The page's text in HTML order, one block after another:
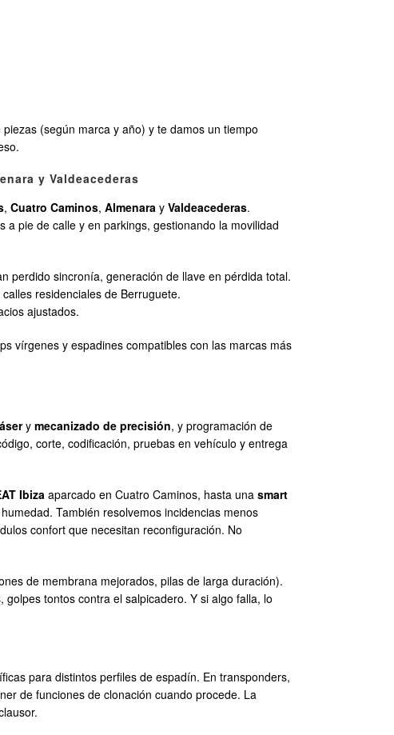
(según marca y año) y te damos un tiempo
y Valdeacederas
, Cuatro Caminos, Almenara y Valdeacederas.
a pie de calle y en parkings, gestionando la movilidad
perdido sincronía, generación de llave en pérdida total.
residenciales de Berruguete.
ajustados.
vírgenes y espadines compatibles con las marcas más
y mecanizado de precisión, y programación de
corte, codificación, pruebas en vehículo y entrega
Ibiza aparcado en Cuatro Caminos, hasta una smart
También resolvemos incidencias menos
confort que necesitan reconfiguración. No
de membrana mejorados, pilas de larga duración).
tontos contra el salpicadero. Y si algo falla, lo
para distintos perfiles de espadín. En transponders,
de funciones de clonación cuando procede. La